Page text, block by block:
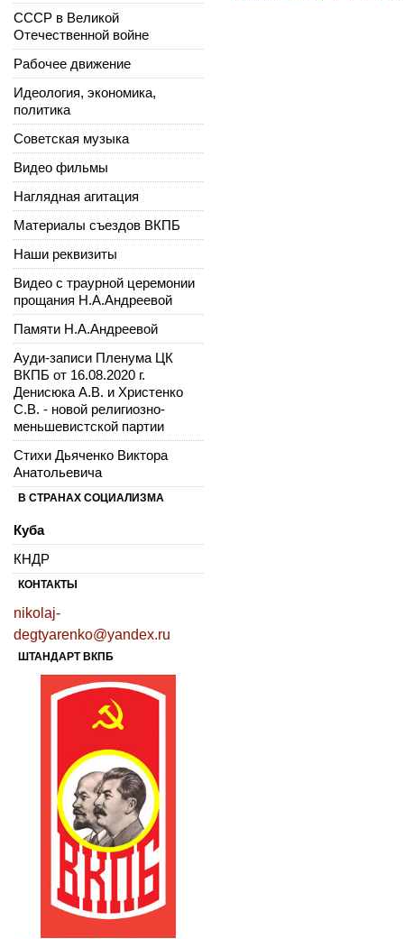
СССР в Великой
Отечественной войне
Рабочее движение
Идеология, экономика,
политика
Советская музыка
Видео фильмы
Наглядная агитация
Материалы съездов ВКПБ
Наши реквизиты
Видео с траурной церемонии
прощания Н.А.Андреевой
Памяти Н.А.Андреевой
Ауди-записи Пленума ЦК
ВКПБ от 16.08.2020 г.
Денисюка А.В. и Христенко
С.В. - новой религиозно-
меньшевистской партии
Стихи Дьяченко Виктора
Анатольевича
В СТРАНАХ СОЦИАЛИЗМА
Куба
КНДР
КОНТАКТЫ
nikolaj-
degtyarenko@yandex.ru
ШТАНДАРТ ВКПБ